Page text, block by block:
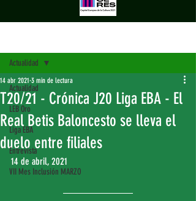
Actualidad
LEB Oro
Liga EBA
Entrevista
VII Mes Inclusión MARZO
Actualidad
T20/21 - Crónica J20 Liga EBA - El
Real Betis Baloncesto se lleva el
duelo entre filiales
14 abr 2021 3 min de lectura
14 de abril, 2021